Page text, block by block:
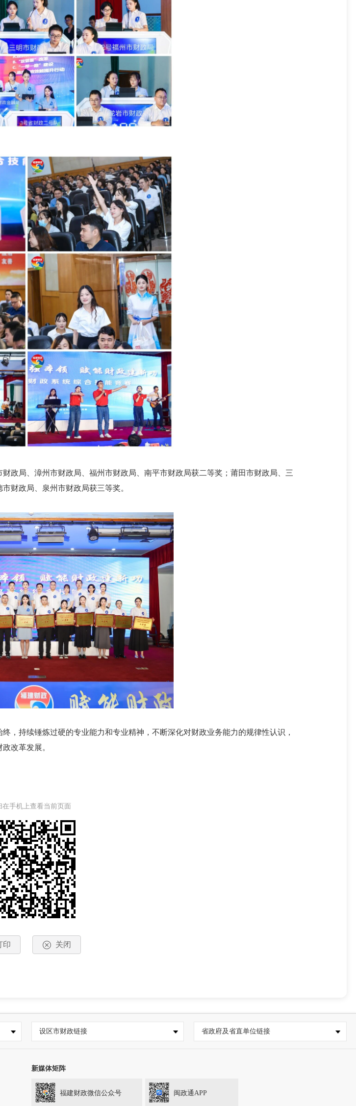
局、漳州市财政局、福州市财政局、南平市财政局获二等奖；莆田市财政局、三
财政局、泉州市财政局获三等奖。
持续锤炼过硬的专业能力和专业精神，不断深化对财政业务能力的规律性认识，
改革发展。
在手机上查看当前页面
印 关闭
设区市财政链接 省政府及省直单位链接
新媒体矩阵
福建财政微信公众号 闽政通APP